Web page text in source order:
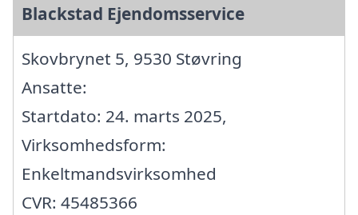
Blackstad Ejendomsservice
Skovbrynet 5, 9530 Støvring
Ansatte:
Startdato: 24. marts 2025,
Virksomhedsform:
Enkeltmandsvirksomhed
CVR: 45485366